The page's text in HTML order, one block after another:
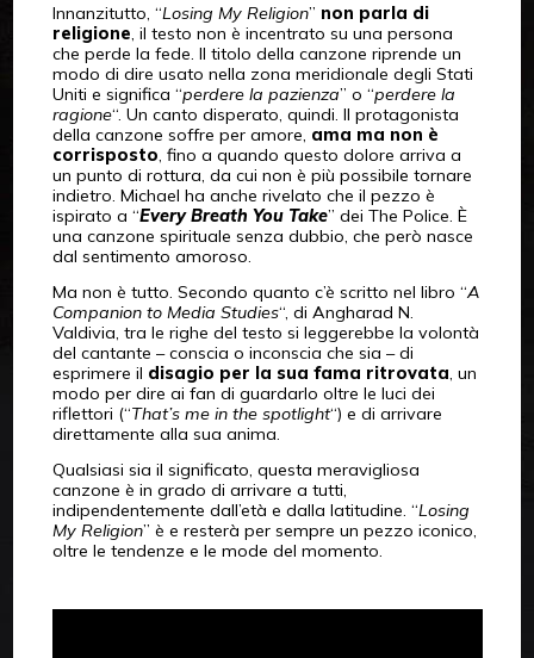
Innanzitutto, “Losing My Religion” non parla di
religione, il testo non è incentrato su una persona
che perde la fede. Il titolo della canzone riprende un
modo di dire usato nella zona meridionale degli Stati
Uniti e significa “perdere la pazienza” o “perdere la
ragione“. Un canto disperato, quindi. Il protagonista
della canzone soffre per amore, ama ma non è
corrisposto, fino a quando questo dolore arriva a
un punto di rottura, da cui non è più possibile tornare
indietro. Michael ha anche rivelato che il pezzo è
ispirato a “Every Breath You Take” dei The Police. È
una canzone spirituale senza dubbio, che però nasce
dal sentimento amoroso.
Ma non è tutto. Secondo quanto c’è scritto nel libro “A
Companion to Media Studies“, di Angharad N.
Valdivia, tra le righe del testo si leggerebbe la volontà
del cantante – conscia o inconscia che sia – di
esprimere il disagio per la sua fama ritrovata, un
modo per dire ai fan di guardarlo oltre le luci dei
riflettori (“That’s me in the spotlight“) e di arrivare
direttamente alla sua anima.
Qualsiasi sia il significato, questa meravigliosa
canzone è in grado di arrivare a tutti,
indipendentemente dall’età e dalla latitudine. “Losing
My Religion” è e resterà per sempre un pezzo iconico,
oltre le tendenze e le mode del momento.